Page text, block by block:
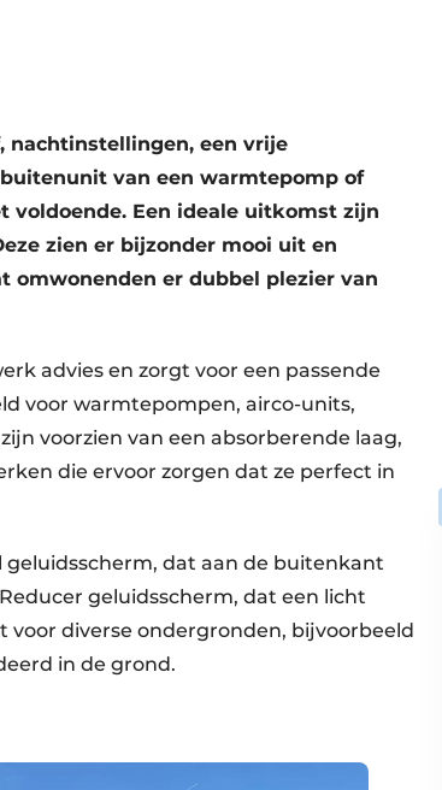
nachtinstellingen, een vrije
van een warmtepomp of
Een ideale uitkomst zijn
zien er bijzonder mooi uit en
omwonenden er dubbel plezier van
advies en zorgt voor een passende
voor warmtepompen, airco-units,
voorzien van een absorberende laag,
die ervoor zorgen dat ze perfect in
geluidsscherm, dat aan de buitenkant
geluidsscherm, dat een licht
diverse ondergronden, bijvoorbeeld
in de grond.